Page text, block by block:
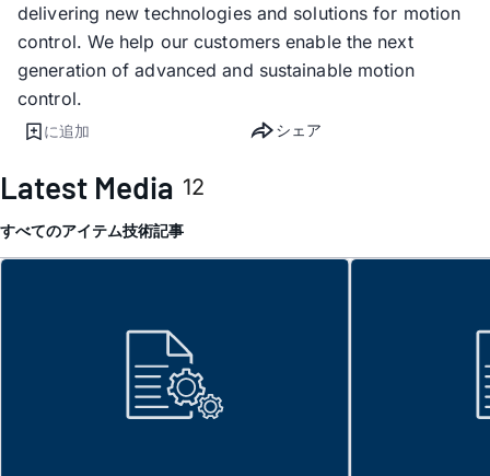
delivering new technologies and solutions for motion
control. We help our customers enable the next
generation of advanced and sustainable motion
control.
に追加 シェア
Latest Media 12
すべてのアイテム技術記事